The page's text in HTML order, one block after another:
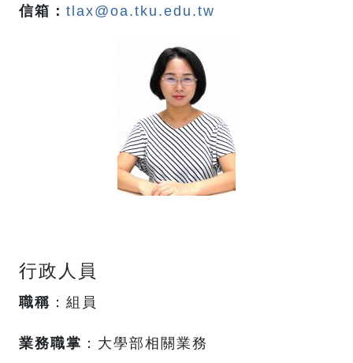
信箱： tlax@oa.tku.edu.tw
行政人員
職稱 ：組員
業務職掌 ：大學部相關業務